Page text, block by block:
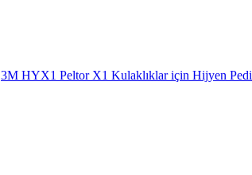
3M HYX1 Peltor X1 Kulaklıklar için Hijyen Pedi